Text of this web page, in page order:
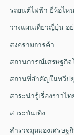
รถยนต์ไฟฟ้า ยี่ห้อไห
วางแผนเที่ยวญี่ปุ่น อย่
สงครามการค้า
สถานการณ์เศรษฐกิจ
สถานที่สำคัญในทวีป
สาระน่ารู้เรื่องราวไท
สาระบันเทิง
สำรวจมุมมองเศรษฐ